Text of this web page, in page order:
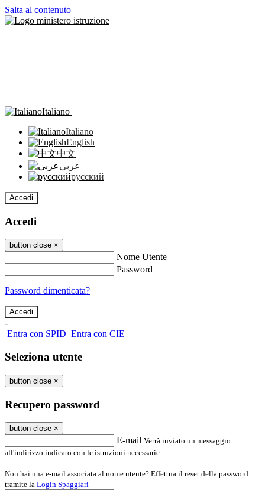
Salta al contenuto
Italiano
Italiano
English
中文
عربى
русский
Accedi
Accedi
button close ×
Nome Utente
Password
Password dimenticata?
-
Entra con SPID Entra con CIE
Seleziona utente
button close ×
Recupero password
button close ×
E-mail Verrà inviato un messaggio
all'indirizzo indicato con le istruzioni necessarie.
Non hai una e-mail associata al nome utente? Effettua il reset della password
tramite la Login Spaggiari